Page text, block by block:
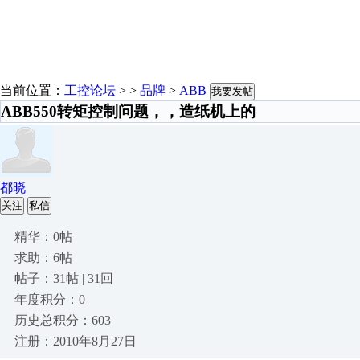
当前位置： 工控论坛 > > 品牌 > ABB 我要发帖
ABB550转矩控制问题，，造纸机上的
都晓
关注 私信
精华：0帖
求助：6帖
帖子：31帖 | 31回
年度积分：0
历史总积分：603
注册：2010年8月27日